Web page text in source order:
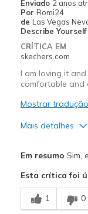
Travel
Sizing
Was this a gift?
Enviado 2 anos
Por Romi24
de Las Vegas
Describe Yourself
CRÍTICA EM
skechers.com
I am loving it
comfortable and
Mostrar tradução
Mais detalhes
Durable
Good Cushioning
Em resumo Sim,
Esta crítica foi
1 0